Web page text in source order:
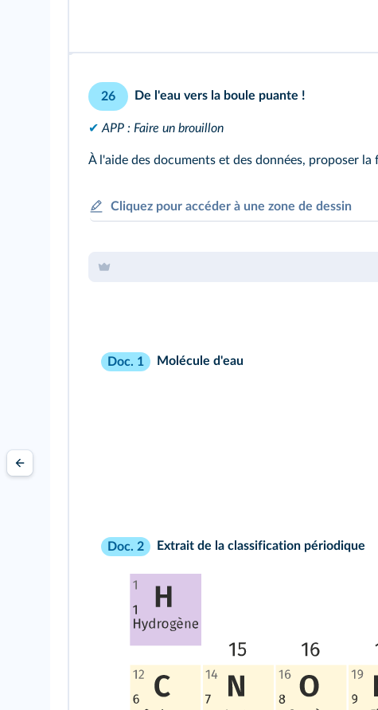
26 De l'eau vers la boule puante !
✔ APP : Faire un brouillon
À l'aide des documents et des données, proposer
Cliquez pour accéder à une zone de dessin
Doc. 1 Molécule d'eau
Doc. 2 Extrait de la classification périodique